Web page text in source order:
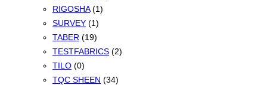
RIGOSHA (1)
SURVEY (1)
TABER (19)
TESTFABRICS (2)
TILO (0)
TQC SHEEN (34)